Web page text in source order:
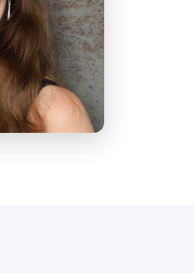
Engage) in
Schulen,
dem Chor und
International
Der Hirt auf